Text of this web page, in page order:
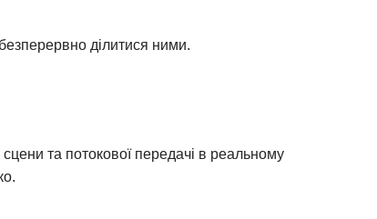
ділитися ними.
та потокової передачі в реальному